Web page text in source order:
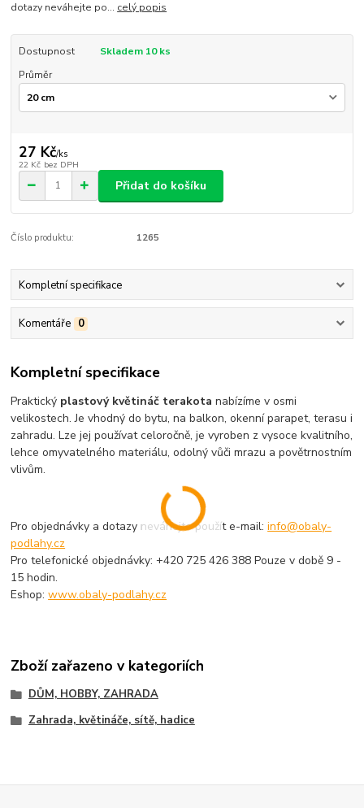
dotazy neváhejte po... celý popis
Dostupnost
Skladem 10 ks
Průměr
27 Kč/ks
22 Kč bez DPH
Přidat do košíku
Číslo produktu: 1265
Kompletní specifikace
Komentáře 0
Kompletní specifikace
Praktický plastový květináč terakota nabízíme v osmi
velikostech. Je vhodný do bytu, na balkon, okenní parapet, terasu i
zahradu. Lze jej používat celoročně, je vyroben z vysoce kvalitního,
lehce omyvatelného materiálu, odolný vůči mrazu a povětrnostním
vlivům.
Pro objednávky a dotazy neváhejte použít e-mail:info@obaly-
podlahy.cz
Pro telefonické objednávky: +420 725 426 388 Pouze v době 9 -
15 hodin.
Eshop:www.obaly-podlahy.cz
Zboží zařazeno v kategoriích
DŮM, HOBBY, ZAHRADA
Zahrada, květináče, sítě, hadice